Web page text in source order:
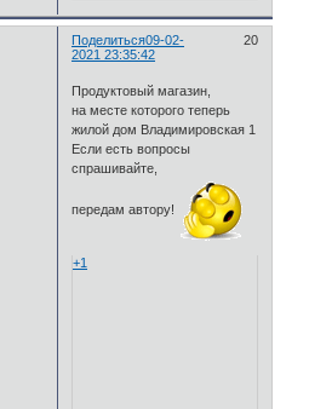
Поделиться 20
09-02-
2021 23:35:42
Продуктовый магазин,
на месте которого теперь
жилой дом Владимировская 1
Если есть вопросы
спрашивайте,
передам автору!
+1